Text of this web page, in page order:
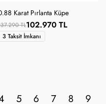
Karat Pırlanta Küpe
TL102.970 TL
3 Taksit İmkanı
5 6 7 8
9